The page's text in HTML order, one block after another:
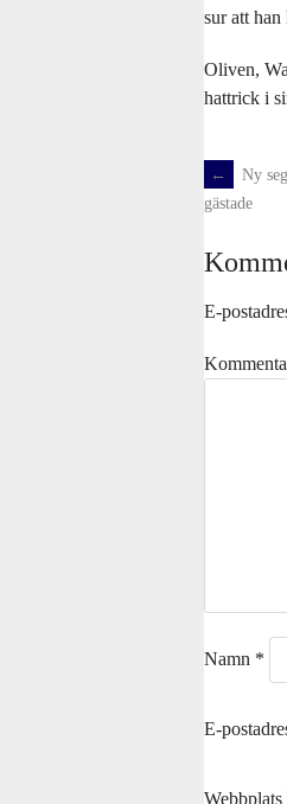
sur att
Oliven,
hattrick i
Post
←
Ny
gästade
E-
Namn *
E-
Webbplats